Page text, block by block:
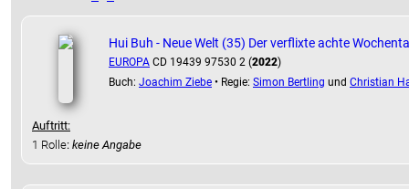
Hui Buh - Neue Welt (35) Der verflixte achte
EUROPA CD 19439 97530 2 (2022)
Buch: Joachim Ziebe • Regie: Simon Bertling und Christian
Auftritt:
1 Rolle: keine Angabe